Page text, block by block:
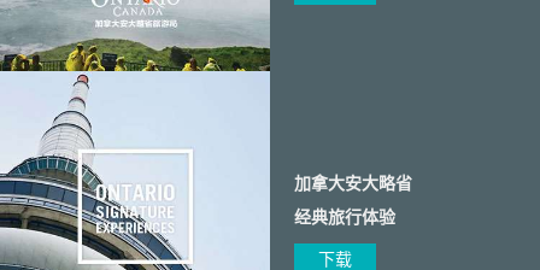
加拿大安大略省
经典旅行体验
下载